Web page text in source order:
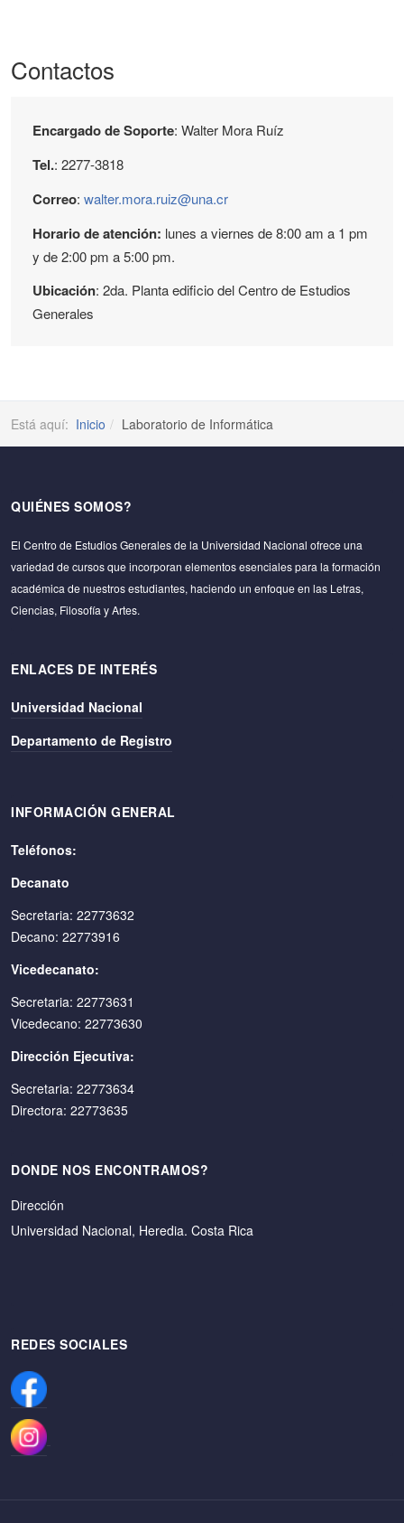
Contactos
Encargado de Soporte: Walter Mora Ruíz
Tel.: 2277-3818
Correo: walter.mora.ruiz@una.cr
Horario de atención: lunes a viernes de 8:00 am a 1 pm
y de 2:00 pm a 5:00 pm.
Ubicación: 2da. Planta edificio del Centro de Estudios
Generales
Está aquí: Inicio Laboratorio de Informática
QUIÉNES SOMOS?
El Centro de Estudios Generales de la Universidad Nacional ofrece una
variedad de cursos que incorporan elementos esenciales para la formación
académica de nuestros estudiantes, haciendo un enfoque en las Letras,
Ciencias, Filosofía y Artes.
ENLACES DE INTERÉS
Universidad Nacional
Departamento de Registro
INFORMACIÓN GENERAL
Teléfonos:
Decanato
Secretaria: 22773632
Decano: 22773916
Vicedecanato:
Secretaria: 22773631
Vicedecano: 22773630
Dirección Ejecutiva:
Secretaria: 22773634
Directora: 22773635
DONDE NOS ENCONTRAMOS?
Dirección
Universidad Nacional, Heredia. Costa Rica
REDES SOCIALES